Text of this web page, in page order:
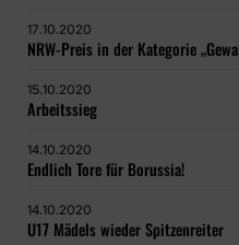
17.10.2020
NRW-Preis in der Kategorie
15.10.2020
Arbeitssieg
14.10.2020
Endlich Tore für Borussia!
14.10.2020
U17 Mädels wieder Spitzenreiter